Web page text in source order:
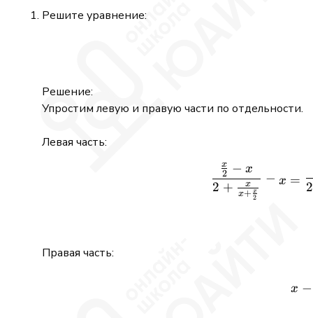
Решите уравнение:
Решение:
Упростим левую и правую части по отдельности.
Левая часть:
2 + x+ 2
x
x
2
x − x
− x = 2
Правая часть:
x −